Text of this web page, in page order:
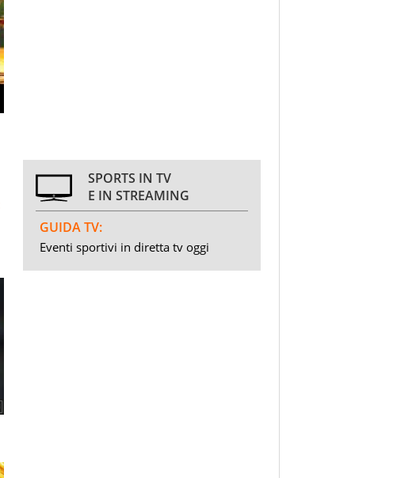
SPORTS IN TV
E IN STREAMING
GUIDA TV:
Eventi sportivi in diretta tv oggi